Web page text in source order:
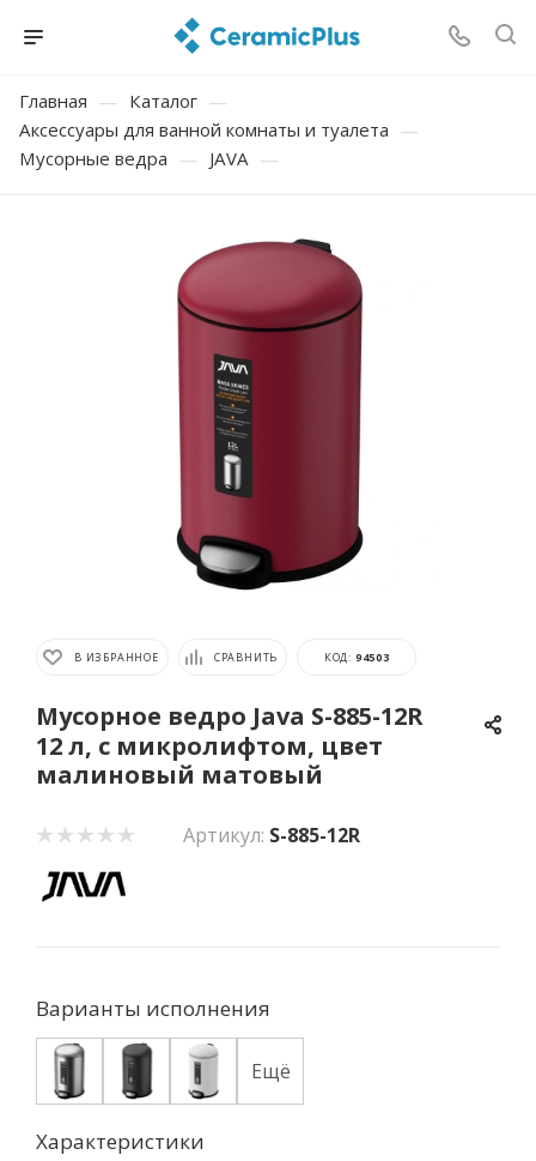
Главная — Каталог —
Аксессуары для ванной комнаты и туалета —
Мусорные ведра — JAVA —
В ИЗБРАННОЕ СРАВНИТЬ КОД: 94503
Мусорное ведро Java S-885-12R
12 л, с микролифтом, цвет
малиновый матовый
Артикул: S-885-12R
Варианты исполнения
Ещё
Характеристики